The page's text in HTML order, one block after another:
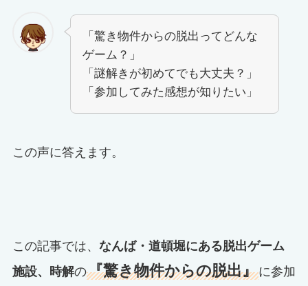
「驚き物件からの脱出ってどんな
ゲーム？」
「謎解きが初めてでも大丈夫？」
「参加してみた感想が知りたい」
この声に答えます。
この記事では、 なんば・道頓堀にある脱出ゲーム
施設、時解の『驚き物件からの脱出』に参加